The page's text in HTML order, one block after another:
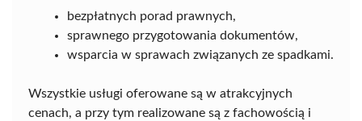
bezpłatnych porad prawnych,
sprawnego przygotowania dokumentów,
wsparcia w sprawach związanych ze spadkami.
Wszystkie usługi oferowane są w atrakcyjnych
cenach, a przy tym realizowane są z fachowością i